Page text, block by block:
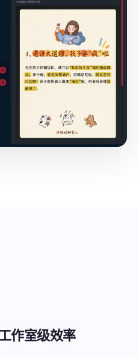
作室级效率